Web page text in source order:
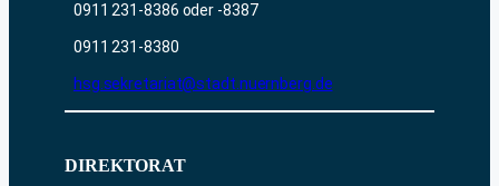
0911 231-8386 oder -8387
0911 231-8380
hsg.sekretariat@stadt.nuernberg.de
DIREKTORAT